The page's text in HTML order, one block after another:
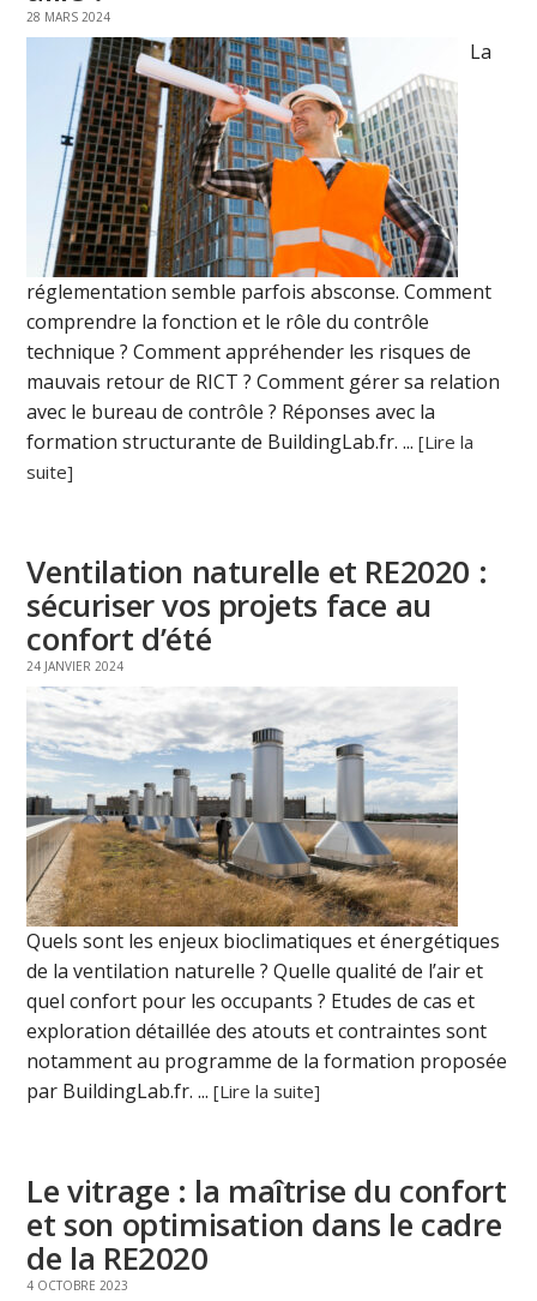
28 MARS 2024
La
réglementation semble parfois absconse. Comment
comprendre la fonction et le rôle du contrôle
technique ? Comment appréhender les risques de
mauvais retour de RICT ? Comment gérer sa relation
avec le bureau de contrôle ? Réponses avec la
formation structurante de BuildingLab.fr. ...[Lire la
suite]
Ventilation naturelle et RE2020 :
sécuriser vos projets face au
confort d’été
24 JANVIER 2024
Quels sont les enjeux bioclimatiques et énergétiques
de la ventilation naturelle ? Quelle qualité de l’air et
quel confort pour les occupants ? Etudes de cas et
exploration détaillée des atouts et contraintes sont
notamment au programme de la formation proposée
par BuildingLab.fr. ...[Lire la suite]
Le vitrage : la maîtrise du confort
et son optimisation dans le cadre
de la RE2020
4 OCTOBRE 2023